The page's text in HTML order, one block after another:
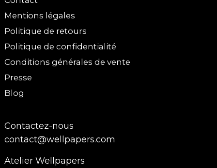
Mentions légales
Politique de retours
Politique de confidentialité
Conditions générales de vente
Presse
Blog
Contactez-nous
contact@wellpapers.com
Atelier Wellpapers